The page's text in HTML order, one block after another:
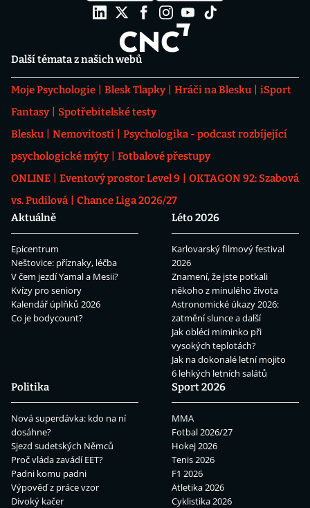
Další témata z našich webů
Moje Psychologie Blesk Tlapky Hráči na Blesku
iSport
Fantasy
Spotřebitelské testy
Blesku
Nemovitosti
Psychologika - podcast rozbíjející
psychologické mýty
Fotbalové přestupy
ONLINE
Eventový prostor Level 9
OKTAGON 92: Szabová
vs. Pudilová
Chance Liga 2026/27
Aktuálně
Epicentrum
Neštovice: příznaky, léčba
V čem jezdí Yamal a Mesii?
Kvízy pro seniory
Kalendář úplňků 2026
Co je bodycount?
Léto 2026
Karlovarský filmový festival
2026
Znamení, že jste potkali
někoho z minulého života
Astronomické úkazy 2026:
zatmění slunce a další
Jak obléci miminko při
vysokých teplotách?
Jak na dokonalé letní mojito
6 lehkých letních salátů
Politika
Nová superdávka: kdo na ní
dosáhne?
Sjezd sudetských Němců
Proč vláda zavádí EET?
Padni komu padni
Výpověď z práce vzor
Divoký kačer
Sport 2026
MMA
Fotbal 2026/27
Hokej 2026
Tenis 2026
F1 2026
Atletika 2026
Cyklistika 2026